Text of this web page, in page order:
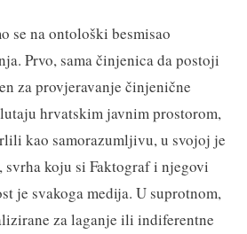
se na ontološki besmisao
Prvo, sama činjenica da postoji
za provjeravanje činjenične
hrvatskim javnim prostorom,
kao samorazumljivu, u svojoj je
svrha koju si Faktograf i njegovi
je svakoga medija. U suprotnom,
za laganje ili indiferentne